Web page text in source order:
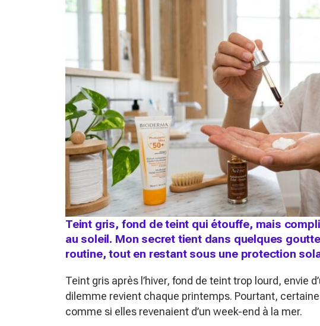
Teint gris, fond de teint qui étouffe, mais
au soleil. Mon secret tient dans quelques
routine, tout en restant sous une protection
Teint gris après l’hiver, fond de teint trop lourd, envie
dilemme revient chaque printemps. Pourtant,
comme si elles revenaient d’un week-end à la mer.